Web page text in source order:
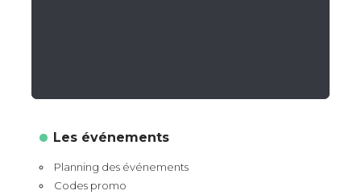
Les événements
Planning des événements
Codes promo